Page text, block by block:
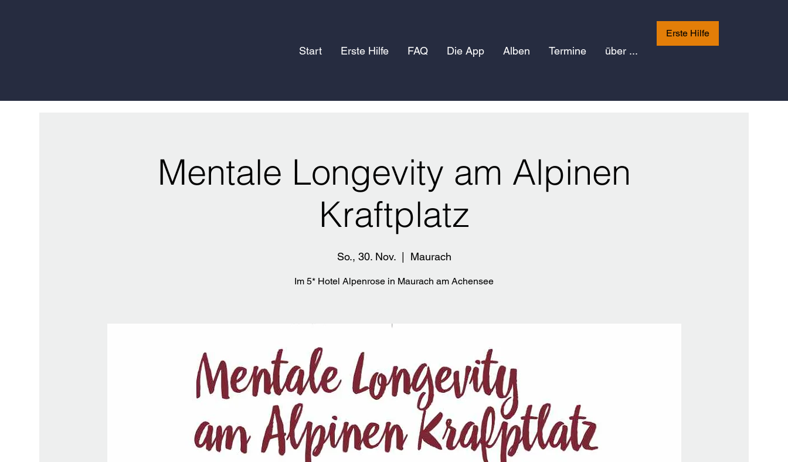
Start Erste Hilfe FAQ Die App Alben Termine über ...
Erste Hilfe
Mentale Longevity am Alpinen
Kraftplatz
So., 30. Nov.
  |
Maurach
Im 5* Hotel Alpenrose in Maurach am Achensee